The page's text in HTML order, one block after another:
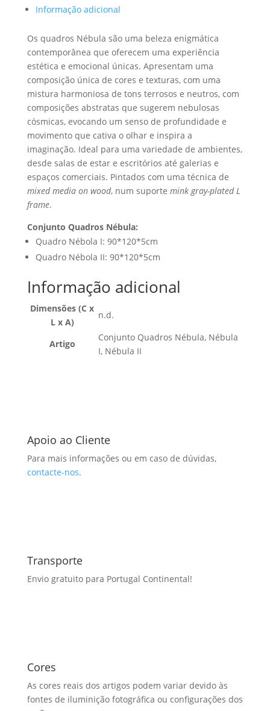
Informação adicional
Os quadros Nébula são uma beleza enigmática
contemporânea que oferecem uma experiência
estética e emocional únicas. Apresentam uma
composição única de cores e texturas, com uma
mistura harmoniosa de tons terrosos e neutros, com
composições abstratas que sugerem nebulosas
cósmicas, evocando um senso de profundidade e
movimento que cativa o olhar e inspira a
imaginação. Ideal para uma variedade de ambientes,
desde salas de estar e escritórios até galerias e
espaços comerciais. Pintados com uma técnica de
mixed media on wood, num suporte mink gray-plated L
frame.
Conjunto Quadros Nébula:
Quadro Nébola I: 90*120*5cm
Quadro Nébola II: 90*120*5cm
Informação adicional
Dimensões (C x
L x A)
n.d.
Artigo
Conjunto Quadros Nébula, Nébula
I, Nébula II
Apoio ao Cliente
Para mais informações ou em caso de dúvidas,
contacte-nos.
Transporte
Envio gratuito para Portugal Continental!
Cores
As cores reais dos artigos podem variar devido às
fontes de iluminição fotográfica ou configurações dos